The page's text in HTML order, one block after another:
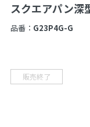
スクエアパン深
品番： G23P4G-G
販売終了